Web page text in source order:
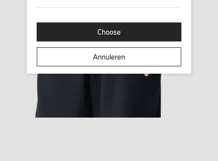
Choose
Annuleren